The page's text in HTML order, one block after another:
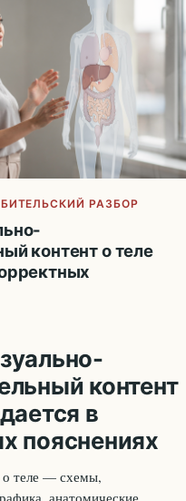
РАЗБОР
контент о теле
контент
в
пояснениях
о теле — схемы,